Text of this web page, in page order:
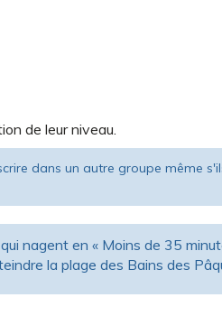
de leur niveau.
dans un autre groupe même
nagent en « Moins de 35
la plage des Bains des